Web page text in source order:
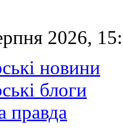
2026,
новини
блоги
правда